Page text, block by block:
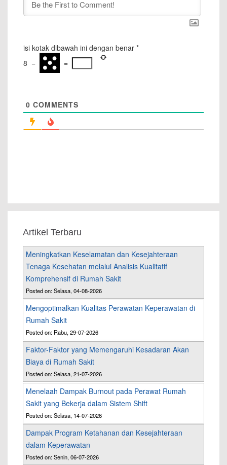
isi kotak dibawah ini dengan benar *
8 − =
0 COMMENTS
Artikel Terbaru
Meningkatkan Keselamatan dan Kesejahteraan
Tenaga Kesehatan melalui Analisis Kualitatif
Komprehensif di Rumah Sakit
Posted on: Selasa, 04-08-2026
Mengoptimalkan Kualitas Perawatan Keperawatan di
Rumah Sakit
Posted on: Rabu, 29-07-2026
Faktor-Faktor yang Memengaruhi Kesadaran Akan
Biaya di Rumah Sakit
Posted on: Selasa, 21-07-2026
Menelaah Dampak Burnout pada Perawat Rumah
Sakit yang Bekerja dalam Sistem Shift
Posted on: Selasa, 14-07-2026
Dampak Program Ketahanan dan Kesejahteraan
dalam Keperawatan
Posted on: Senin, 06-07-2026